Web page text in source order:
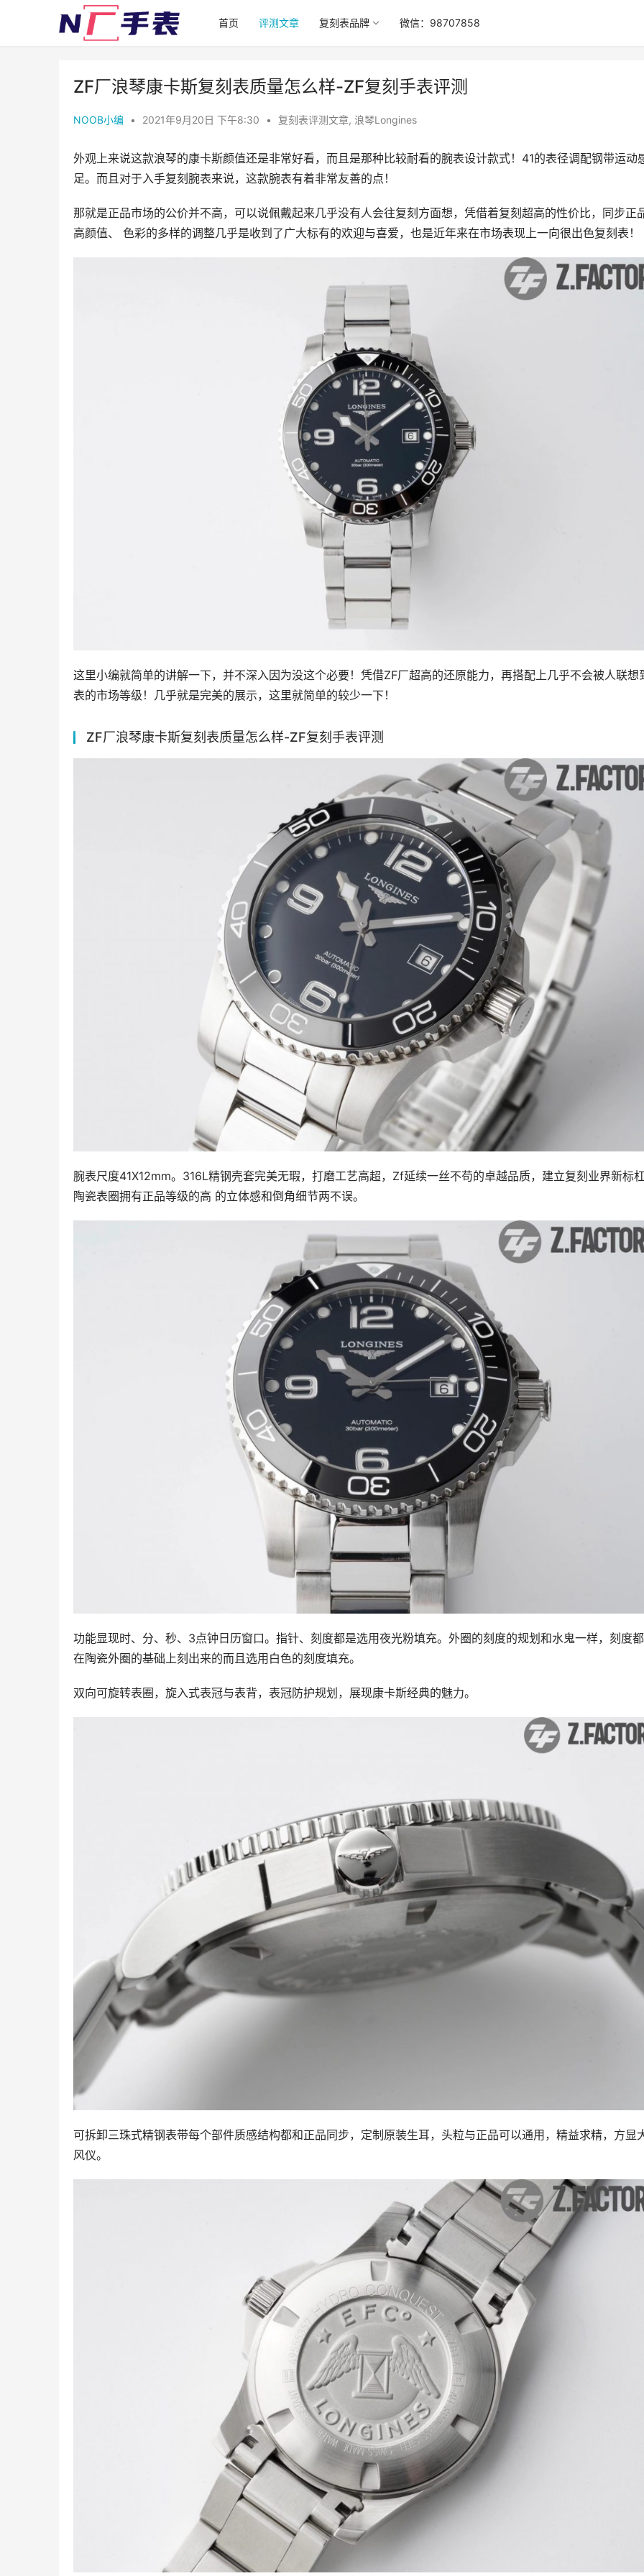
首页 评测文章 复刻表品牌 微信：98707858
ZF厂浪琴康卡斯复刻表质量怎么样-ZF复刻手表评测
NOOB小编 • 2021年9月20日 下午8:30 • 复刻表评测文章, 浪琴Longines
外观上来说这款浪琴的康卡斯颜值还是非常好看，而且是那种比较耐看的腕表设计款式！41的表径调配钢带运动
足。而且对于入手复刻腕表来说，这款腕表有着非常友善的点！
那就是正品市场的公价并不高，可以说佩戴起来几乎没有人会往复刻方面想，凭借着复刻超高的性价比，同步正
高颜值、 色彩的多样的调整几乎是收到了广大标有的欢迎与喜爱，也是近年来在市场表现上一向很出色复刻表！
这里小编就简单的讲解一下，并不深入因为没这个必要！凭借ZF厂超高的还原能力，再搭配上几乎不会被人联想
表的市场等级！几乎就是完美的展示，这里就简单的较少一下！
ZF厂浪琴康卡斯复刻表质量怎么样-ZF复刻手表评测
腕表尺度41X12mm。316L精钢壳套完美无瑕，打磨工艺高超，Zf延续一丝不苟的卓越品质，建立复刻业界新标
陶瓷表圈拥有正品等级的高 的立体感和倒角细节两不误。
功能显现时、分、秒、3点钟日历窗口。指针、刻度都是选用夜光粉填充。外圈的刻度的规划和水鬼一样，刻度
在陶瓷外圈的基础上刻出来的而且选用白色的刻度填充。
双向可旋转表圈，旋入式表冠与表背，表冠防护规划，展现康卡斯经典的魅力。
可拆卸三珠式精钢表带每个部件质感结构都和正品同步，定制原装生耳，头粒与正品可以通用，精益求精，方显
风仪。